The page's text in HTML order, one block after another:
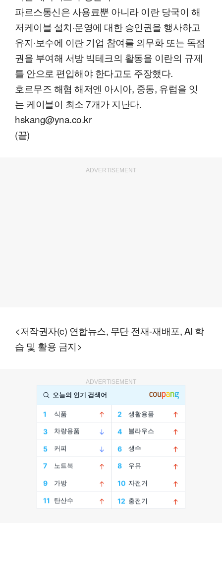
파르스통신은 사용료뿐 아니라 이란 당국이 해
저케이블 설치·운영에 대한 승인권을 행사하고
유지·보수에 이란 기업 참여를 의무화 또는 독점
권을 부여해 서방 빅테크의 활동을 이란의 규제
틀 안으로 편입해야 한다고도 주장했다.
호르무즈 해협 해저엔 아시아, 중동, 유럽을 잇
는 케이블이 최소 7개가 지난다.
hskang@yna.co.kr
(끝)
ADVERTISEMENT
<저작권자(c) 연합뉴스, 무단 전재-재배포, AI 학
습 및 활용 금지>
ADVERTISEMENT